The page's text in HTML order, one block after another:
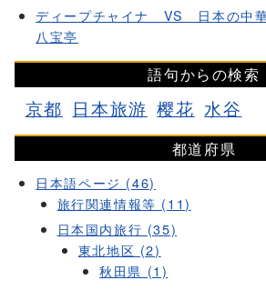
ディープチャイナ VS 日本の中
八宝亭
語句からの検索
京都 日本旅游 樱花 水谷
都道府県
日本語ページ (46)
旅行関連情報等 (11)
日本国内旅行 (35)
東北地区 (2)
秋田県 (1)